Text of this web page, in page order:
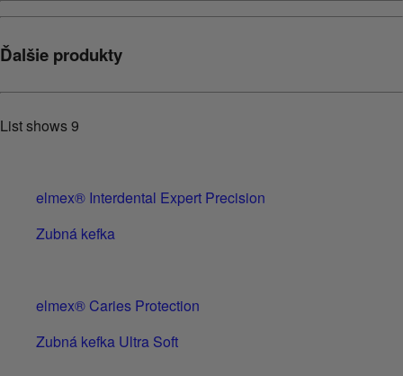
Ďalšie produkty
List shows9
elmex® Interdental Expert Precision
Zubná kefka
elmex® Caries Protection
Zubná kefka Ultra Soft